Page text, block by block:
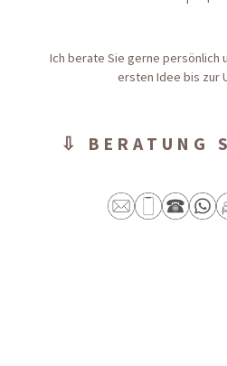
Ich berate Sie gerne persönlich
ersten Idee bis zur
⇩ BERATUNG